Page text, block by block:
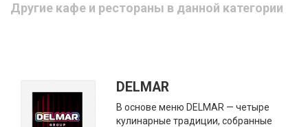
Другие кафе и рестораны в данной категории
DELMAR
В основе меню DELMAR — четыре
кулинарные традиции, собранные